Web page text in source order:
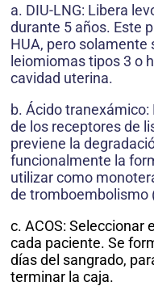
a. DIU-LNG: Libera
durante 5 años. Este
HUA, pero solamente
leiomiomas tipos 3 o
cavidad uterina.
b. Ácido
de los receptores de
previene la
funcionalmente la
utilizar como
de tromboembolismo
c. ACOS: Seleccionar
cada paciente. Se
días del sangrado,
terminar la caja.